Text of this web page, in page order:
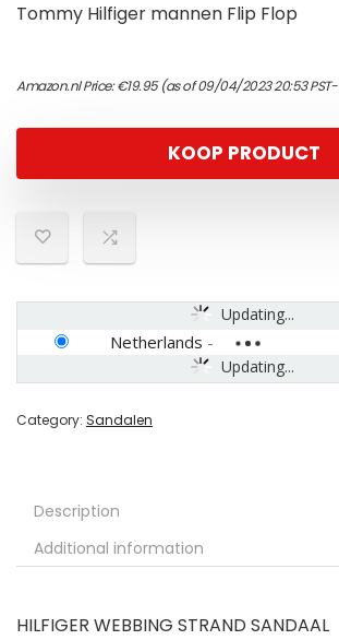
Tommy Hilfiger mannen Flip Flop
Amazon.nl Price:€19.95(as of 09/04/2023 20:53 PST-
KOOP PRODUCT
Updating...
Updating...
Netherlands -
Category: Sandalen
Description
Additional information
HILFIGER WEBBING STRAND SANDAAL